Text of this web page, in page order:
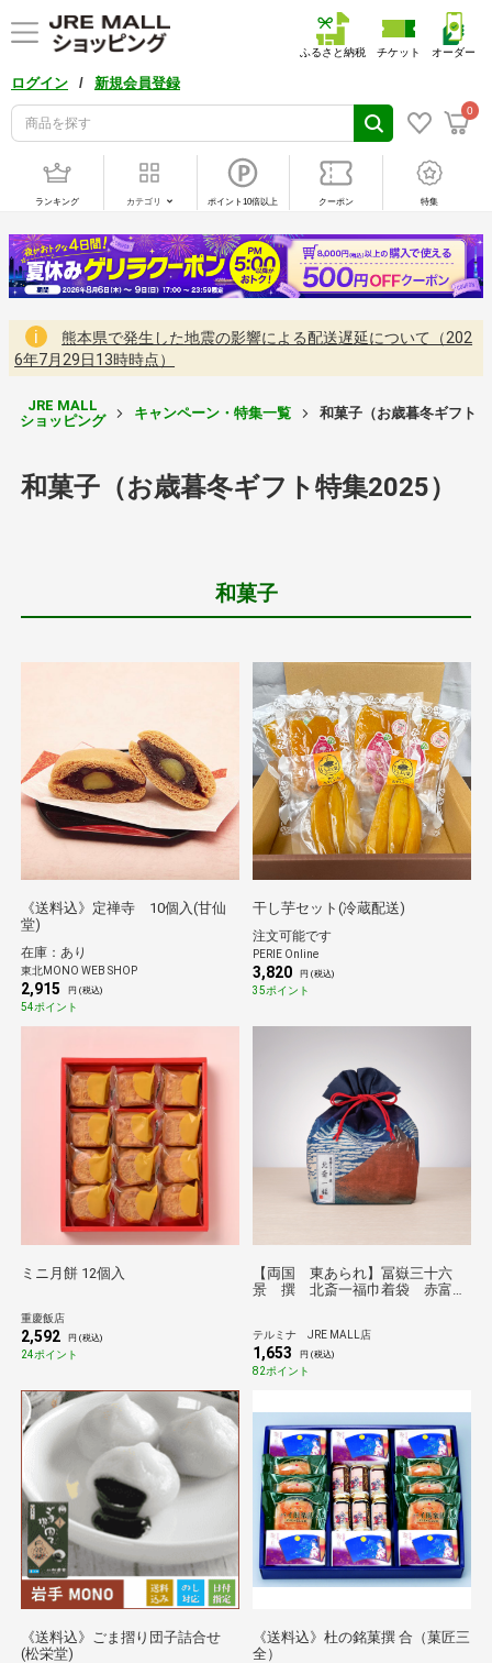
ログイン / 新規会員登録
0
ふるさと納税 チケット オーダー
ランキング カテゴリ ポイント10倍以上 クーポン 特集
熊本県で発生した地震の影響による配送遅延について（202
6年7月29日13時時点）
JRE MALL
ショッピング
キャンペーン・特集一覧 和菓子（お歳暮冬ギフト
和菓子（お歳暮冬ギフト特集2025）
和菓子
《送料込》定禅寺 10個入(甘仙
堂)
在庫：あり
東北MONO WEB SHOP
2,915 円 (税込)
54ポイント
干し芋セット(冷蔵配送)
注文可能です
PERIE Online
3,820 円 (税込)
35ポイント
ミニ月餅 12個入
重慶飯店
2,592 円 (税込)
24ポイント
【両国 東あられ】冨嶽三十六
景 撰 北斎一福巾着袋 赤富
テルミナ JRE MALL店
1,653 円 (税込)
82ポイント
《送料込》ごま摺り団子詰合せ
(松栄堂)
《送料込》杜の銘菓撰 合（菓匠三
全）